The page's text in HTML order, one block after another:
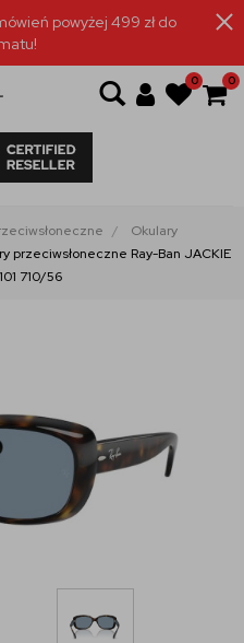
powyżej 499 zł do
0 0
Okulary
przeciwsłoneczne Ray-Ban JACKIE
710/56